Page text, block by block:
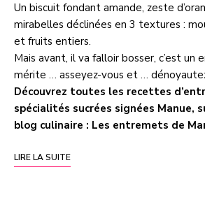
Un biscuit fondant amande, zeste
mirabelles déclinées en 3 textures :
et fruits entiers.
Mais avant, il va falloir bosser, c’est un
mérite … asseyez-vous et …
Découvrez toutes les recettes
spécialités sucrées signées Manue,
blog culinaire : Les entremets de
LIRE LA SUITE